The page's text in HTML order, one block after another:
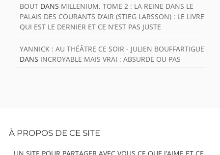
BOUT DANS MILLENIUM, TOME 2 : LA REINE DANS LE
PALAIS DES COURANTS D’AIR (STIEG LARSSON) : LE LIVRE
QUI EST LE DERNIER ET CE N’EST PAS JUSTE
YANNICK : AU THÉÂTRE CE SOIR - JULIEN BOUFFARTIGUE
DANS INCROYABLE MAIS VRAI : ABSURDE OU PAS
Content
À PROPOS DE CE SITE